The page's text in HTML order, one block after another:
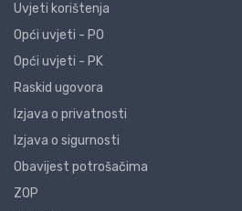
Uvjeti korištenja
Opći uvjeti - PO
Opći uvjeti - PK
Raskid ugovora
Izjava o privatnosti
Izjava o sigurnosti
Obavijest potrošačima
ZOP